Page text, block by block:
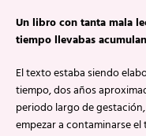
Un libro con tanta mala
tiempo llevabas
El texto estaba siendo
tiempo, dos años
periodo largo de
empezar a contaminarse